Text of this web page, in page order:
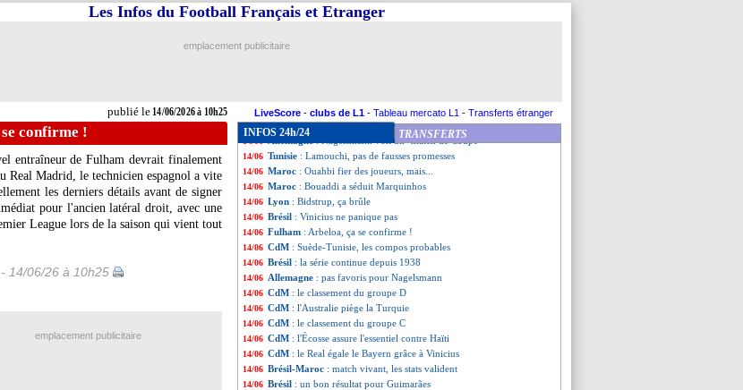
publié le14/06/2026 à 10h25
Les Infos du Football Français et Etranger
emplacement publicitaire
LiveScore - clubs de L1 - Tableau mercato L1 - Transferts étranger
confirme !
entraîneur de Fulham devrait finalement
Real Madrid, le technicien espagnol a vite
les derniers détails avant de signer
pour l'ancien latéral droit, avec une
League lors de la saison qui vient tout
14/06/26 à 10h25
INFOS 24h/24 TRANSFERTS
14/06 Curaçao: L. Bacuna sans complexe
14/06 EdF: Lizarazu attend Dembélé au tournant
14/06 Angleterre
14/06 Égypte : la FIFA retire les étoiles du maillot
14/06 Curaçao: Advocaat croit à l’exploit
: Nagelsmann voit un "match de Coupe"
14/06 Tunisie : Lamouchi, pas de fausses promesses
14/06 Maroc : Ouahbi fier des joueurs, mais...
14/06 Maroc : Bouaddi a séduit Marquinhos
14/06 Lyon : Bidstrup, ça brûle
14/06 Brésil : Vinicius ne panique pas
14/06 Fulham : Arbeloa, ça se confirme !
14/06 CdM : Suède-Tunisie, les compos probables
14/06 Brésil : la série continue depuis 1938
14/06 Allemagne : pas favoris pour Nagelsmann
14/06 CdM : le classement du groupe D
14/06 CdM : l'Australie piège la Turquie
14/06 CdM : le classement du groupe C
14/06 CdM : l'Écosse assure l'essentiel contre Haïti
14/06 CdM : le Real égale le Bayern grâce à Vinicius
14/06 Brésil-Maroc : match vivant, les stats valident
14/06 Brésil : un bon résultat pour Guimarães
emplacement publicitaire